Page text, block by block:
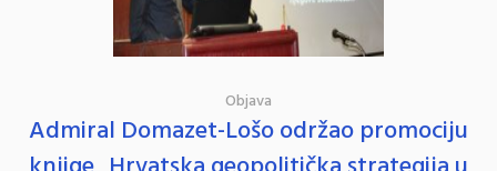
Objava
Admiral Domazet-Lošo održao promociju